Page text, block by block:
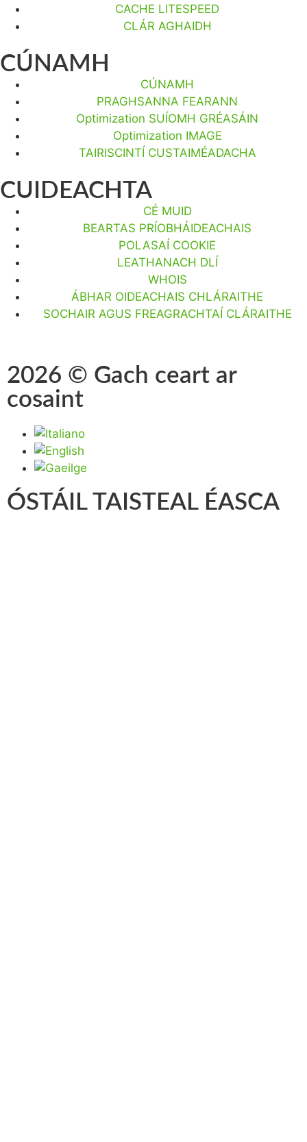
CACHE LITESPEED
CLÁR AGHAIDH
CÚNAMH
CÚNAMH
PRAGHSANNA FEARANN
Optimization SUÍOMH GRÉASÁIN
Optimization IMAGE
TAIRISCINTÍ CUSTAIMÉADACHA
CUIDEACHTA
CÉ MUID
BEARTAS PRÍOBHÁIDEACHAIS
POLASAÍ COOKIE
LEATHANACH DLÍ
WHOIS
ÁBHAR OIDEACHAIS CHLÁRAITHE
SOCHAIR AGUS FREAGRACHTAÍ CLÁRAITHE
2026 © Gach ceart ar
cosaint
ÓSTÁIL TAISTEAL ÉASCA